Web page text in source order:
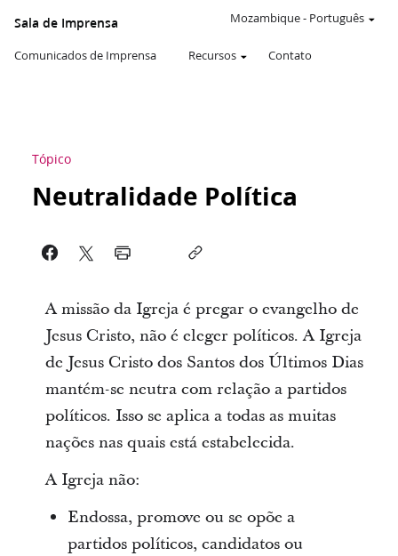
Sala de Imprensa
Comunicados de Imprensa Recursos Contato
Mozambique- Português
Tópico
Neutralidade Política
A missão da Igreja é pregar o evangelho de
Jesus Cristo, não é eleger políticos. A Igreja
de Jesus Cristo dos Santos dos Últimos Dias
mantém-se neutra com relação a partidos
políticos. Isso se aplica a todas as muitas
nações nas quais está estabelecida.
A Igreja não:
Endossa, promove ou se opõe a
partidos políticos, candidatos ou